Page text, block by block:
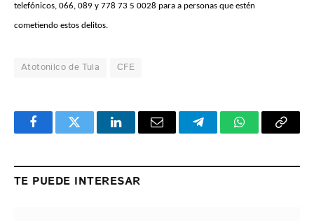
telefónicos, 066, 089 y 778 73 5 0028 para a personas que estén
cometiendo estos delitos.
Atotonilco de Tula CFE
FacebookTwitter LinkedInEmail TelegramWhatsApp
Copy
TE PUEDE INTERESAR